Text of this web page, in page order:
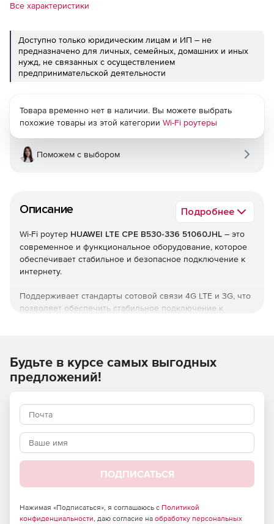
Все характеристики
Доступно только юридическим лицам и ИП – не
предназначено для личных, семейных, домашних и иных
нужд, не связанных с осуществлением
предпринимательской деятельности
Описание Подробнее
Wi-Fi роутер HUAWEI LTE CPE B530-336 51060JHL – это
современное и функциональное оборудование, которое
обеспечивает стабильное и безопасное подключение к
интернету.
Поддерживает стандарты сотовой связи 4G LTE и 3G, что
позволяет обеспечить стабильное подключение к
беспроводного соединения до 1267 Мбит/с, что делает
его отличным выбором для онлайн-игр, видеозвонков и
Устройство оснащено 1 внешним LAN/WAN-портом со
скоростью 1 Гбит/с, что обеспечивает быстрое и
надежное подключение к проводным устройствам.
качество сигнала и стабильность подключения.
его удобным для установки и использования в
различных условиях.
Товара временно нет в наличии. Вы можете выбрать
похожие товары из этой категории Wi-Fi роутеры
Поможем с выбором
Будьте в курсе самых выгодных
предложений!
ПОДПИСАТЬСЯ
Нажимая «Подписаться», я соглашаюсь с Политикой
конфиденциальности, даю согласие на обработку персональных